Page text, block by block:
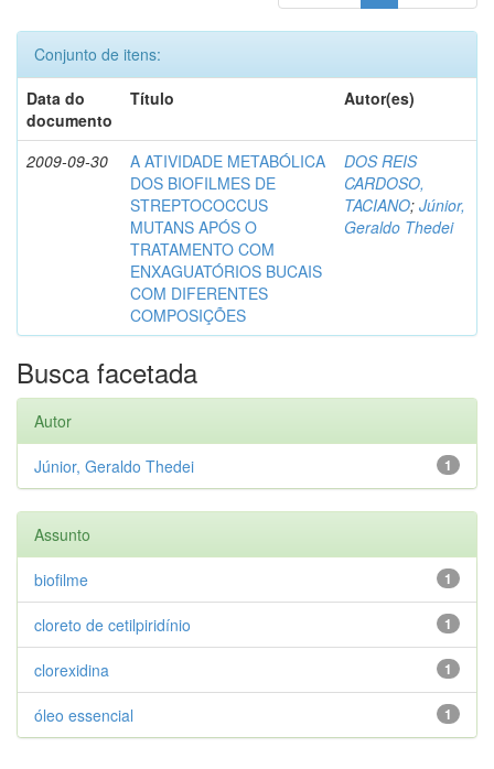
Conjunto de itens:
Data do
documento
Título Autor(es)
2009-09-30
A ATIVIDADE METABÓLICA
DOS BIOFILMES DE
STREPTOCOCCUS
MUTANS APÓS O
TRATAMENTO COM
ENXAGUATÓRIOS BUCAIS
COM DIFERENTES
COMPOSIÇÕES
DOS REIS
CARDOSO,
TACIANO; Júnior,
Geraldo Thedei
Busca facetada
Autor
1
Júnior, Geraldo Thedei
Assunto
1
biofilme
1
cloreto de cetilpiridínio
1
clorexidina
1
óleo essencial